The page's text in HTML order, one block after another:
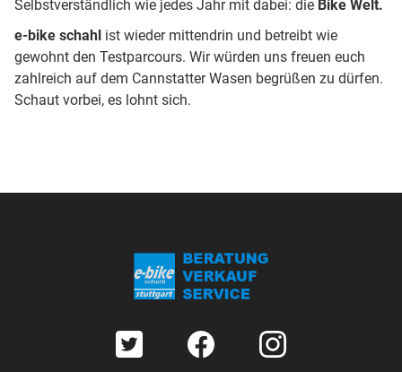
Selbstverständlich wie jedes Jahr mit dabei: die Bike Welt.
e-bike schahl ist wieder mittendrin und betreibt wie
gewohnt den Testparcours. Wir würden uns freuen euch
zahlreich auf dem Cannstatter Wasen begrüßen zu dürfen.
Schaut vorbei, es lohnt sich.